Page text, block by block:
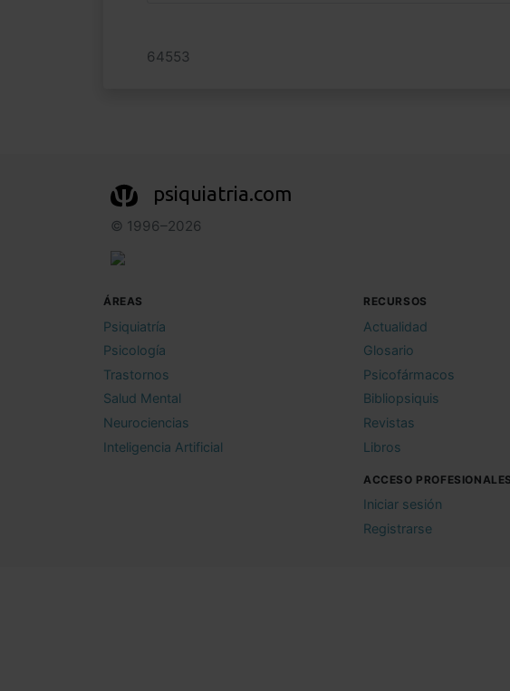
64553
psiquiatria.com
© 1996–2026
ÁREAS
Psiquiatría
Psicología
Trastornos
Salud Mental
Neurociencias
Inteligencia Artificial
RECURSOS
Actualidad
Glosario
Psicofármacos
Bibliopsiquis
Revistas
Libros
ACCESO PROFESIONALES
Iniciar sesión
Registrarse